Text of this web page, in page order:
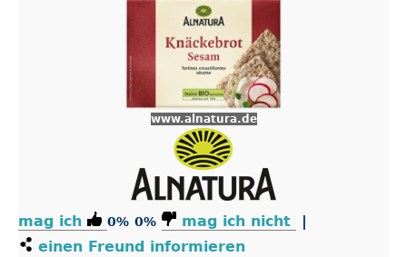
www.alnatura.de
mag ich 0% 0% mag ich nicht
einen Freund informieren